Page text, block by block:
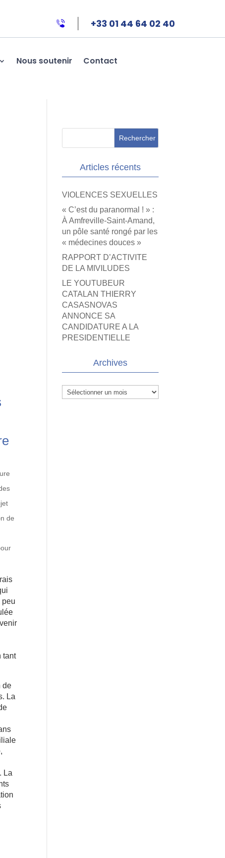
+33 01 44 64 02 40
Nous soutenir Contact
de
peu
tant
de
La
La
Articles récents
VIOLENCES SEXUELLES
« C’est du paranormal ! » :
À Amfreville-Saint-Amand,
un pôle santé rongé par les
« médecines douces »
RAPPORT D’ACTIVITE
DE LA MIVILUDES
LE YOUTUBEUR
CATALAN THIERRY
CASASNOVAS
ANNONCE SA
CANDIDATURE A LA
PRESIDENTIELLE
Archives
Archives